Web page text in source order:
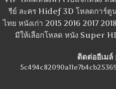
รีย์ ละคร Hidef 3D โหลดการ์ตู
ไทย หนังเก่า 2015 2016 2017
มีให้เลือกโหลด หนัง Super
ติดต่ออีเม